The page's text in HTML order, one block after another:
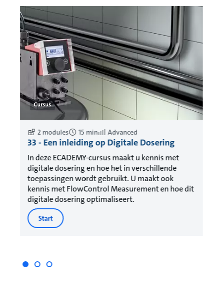
Cursus
2 modules 15 min Advanced
33 - Een inleiding op Digitale Dosering
In deze ECADEMY-cursus maakt u kennis met
digitale dosering en hoe het in verschillende
toepassingen wordt gebruikt. U maakt ook
kennis met FlowControl Measurement en hoe dit
digitale dosering optimaliseert.
Start